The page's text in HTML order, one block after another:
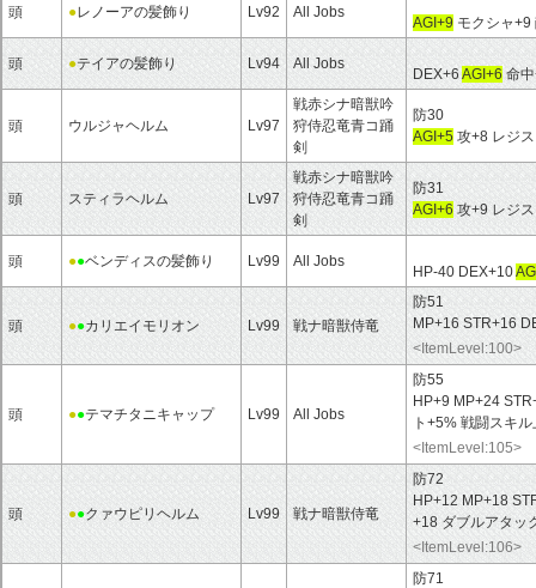
頭 ●レノーアの髪飾り Lv92 All Jobs
AGI+9 モクシャ+9
頭 ●テイアの髪飾り Lv94 All Jobs
DEX+6 AGI+6 命
頭 ウルジャヘルム Lv97
戦赤シナ暗獣吟
狩侍忍竜青コ踊
剣
防30
AGI+5 攻+8 レジ
頭 スティラヘルム Lv97
戦赤シナ暗獣吟
狩侍忍竜青コ踊
剣
防31
AGI+6 攻+9 レジ
頭 ●●ベンディスの髪飾り Lv99 All Jobs
HP-40 DEX+10
頭 ●●カリエイモリオン Lv99 戦ナ暗獣侍竜
防51
MP+16 STR+16
<ItemLevel:100>
頭 ●●テマチタニキャップ Lv99 All Jobs
防55
HP+9 MP+24
ト+5% 戦闘スキ
<ItemLevel:105>
頭 ●●クァウピリヘルム Lv99 戦ナ暗獣侍竜
防72
HP+12 MP+18
+18 ダブルアタッ
<ItemLevel:106>
防71